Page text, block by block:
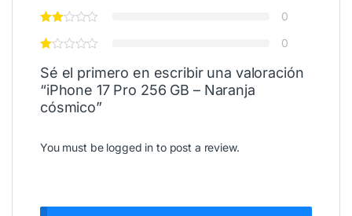
0
0
Sé el primero en escribir una valoración
“iPhone 17 Pro 256 GB – Naranja
cósmico”
You must be logged in to post a review.